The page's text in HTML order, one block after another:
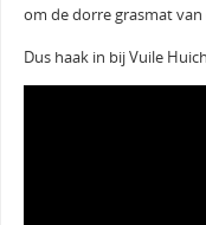
om de dorre grasmat
Dus haak in bij Vuile